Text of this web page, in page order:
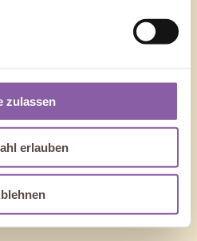
zulassen
erlauben